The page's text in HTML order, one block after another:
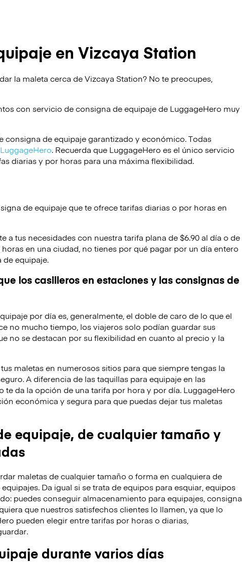
en Vizcaya Station
la maleta cerca de Vizcaya Station? No te preocupes,
con servicio de consigna de equipaje de LuggageHero muy
consigna de equipaje garantizado y económico. Todas
. Recuerda que LuggageHero es el único servicio
diarias y por horas para una máxima flexibilidad.
de equipaje que te ofrece tarifas diarias o por horas en
a tus necesidades con nuestra tarifa plana de $6.90 al día o de
en una ciudad, no tienes por qué pagar por un día entero
equipaje.
los casilleros en estaciones y las consignas de
por día es, generalmente, el doble de caro de lo que el
no mucho tiempo, los viajeros solo podían guardar sus
no se destacan por su flexibilidad en cuanto al precio y la
maletas en numerosos sitios para que siempre tengas la
A diferencia de las taquillas para equipaje en las
te da la opción de una tarifa por hora y por día. LuggageHero
económica y segura para que puedas dejar tus maletas
equipaje, de cualquier tamaño y
maletas de cualquier tamaño o forma en cualquiera de
Da igual si se trata de equipos para esquiar, equipos
puedes conseguir almacenamiento para equipajes, consigna
que nuestros satisfechos clientes lo llamen, ya que lo
pueden elegir entre tarifas por horas o diarias,
durante varios días